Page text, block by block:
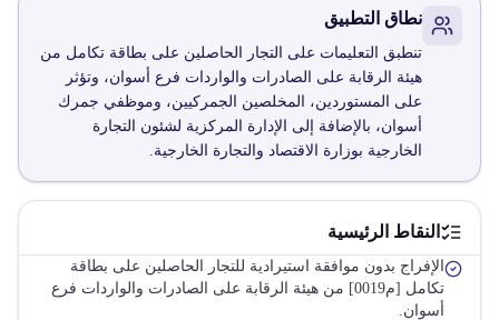
نطاق التطبيق
تنطبق التعليمات على التجار الحاصلين على بطاقة تكامل من
هيئة الرقابة على الصادرات والواردات فرع أسوان، وتؤثر
على المستوردين، المخلصين الجمركيين، وموظفي جمرك
أسوان، بالإضافة إلى الإدارة المركزية لشئون التجارة
الخارجية بوزارة الاقتصاد والتجارة الخارجية.
النقاط الرئيسية
الإفراج بدون موافقة استيرادية للتجار الحاصلين على بطاقة
تكامل [م0019] من هيئة الرقابة على الصادرات والواردات فرع
أسوان.